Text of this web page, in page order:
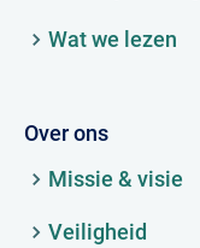
Wat we lezen
Over ons
Missie & visie
Veiligheid